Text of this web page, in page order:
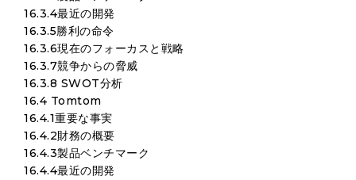
16.3.4最近の開発
16.3.5勝利の命令
16.3.6現在のフォーカスと戦略
16.3.7競争からの脅威
16.3.8 SWOT分析
16.4 Tomtom
16.4.1重要な事実
16.4.2財務の概要
16.4.3製品ベンチマーク
16.4.4最近の開発